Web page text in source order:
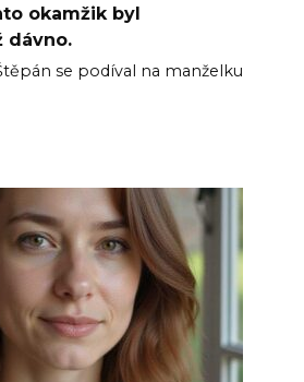
okamžik byl
dávno.
se podíval na manželku